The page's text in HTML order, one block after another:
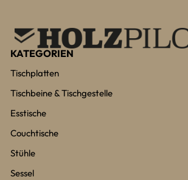
KATEGORIEN
Tischplatten
Tischbeine & Tischgestelle
Esstische
Couchtische
Stühle
Sessel